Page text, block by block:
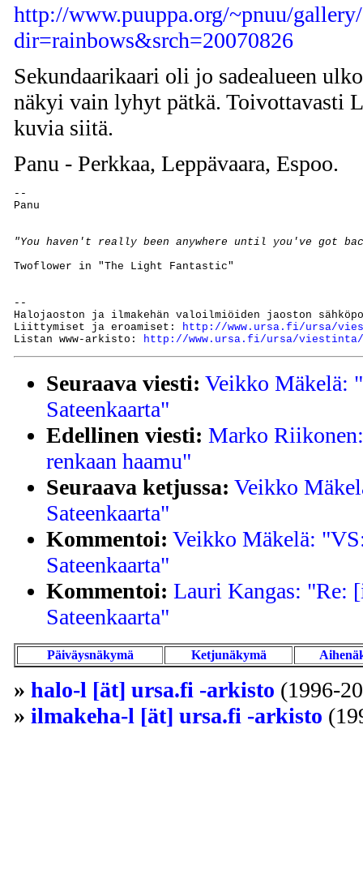
http://www.puuppa.org/~pnuu/
dir=rainbows&srch=20070826
Sekundaarikaari oli jo sadealueen
näkyi vain lyhyt pätkä. Toivottavasti
kuvia siitä.
Panu - Perkkaa, Leppävaara, Espoo.
--
"You haven't really been anywhere until you've got
Twoflower in "The Light Fantastic"
--
Halojaoston ja ilmakehän valoilmiöiden jaoston
Liittymiset ja eroamiset:
http://www.ursa.fi/ursa/
Listan www-arkisto:
http://www.ursa.fi/ursa/viestinta/
Seuraava viesti: Veikko Mäkelä:
Sateenkaarta"
Edellinen viesti: Marko
renkaan haamu"
Seuraava ketjussa: Veikko
Sateenkaarta"
Kommentoi: Veikko Mäkelä:
Sateenkaarta"
Kommentoi: Lauri Kangas: "Re:
Sateenkaarta"
Päiväysnäkymä Ketjunäkymä
» halo-l [ät] ursa.fi -arkisto (1996-
» ilmakeha-l [ät] ursa.fi -arkisto